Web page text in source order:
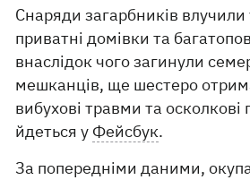
Снаряди загарбників
приватні домівки та
внаслідок чого загинули
мешканців, ще шестеро
вибухові травми та
йдеться у Фейсбук.
За попередніми даними,